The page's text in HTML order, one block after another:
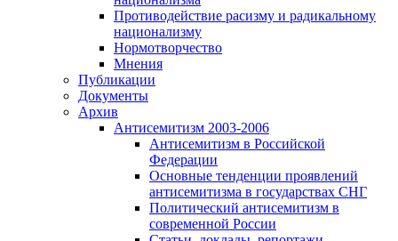
Противодействие расизму и радикальному
национализму
Нормотворчество
Мнения
Публикации
Документы
Архив
Антисемитизм 2003-2006
Антисемитизм в Российской
Федерации
Основные тенденции проявлений
антисемитизма в государствах СНГ
Политический антисемитизм в
современной России